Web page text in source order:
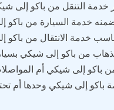
خدمة التنقل من باكو إلى
خدمة السيارة من باكو
خدمة الانتقال من باكو
من باكو إلى شيكي
باكو إلى شيكي أم
باكو إلى شيكي وحدها أم